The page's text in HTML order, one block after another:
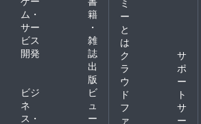
ム・
サー
ビス
開発
籍
・
雑
誌
出
版
ビジ
ネ
ス・
ビ
ュ
ー
ー
と
は
ク
ラ
ウ
ド
フ
ァ
サ
ポ
ー
ト
サ
ー